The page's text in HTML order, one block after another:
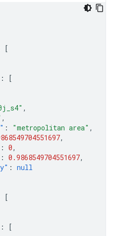
[
: [
,
,
: "metropolitan area" ,
,
: 0,
: 0.9868549704551697,
: null
[
: [